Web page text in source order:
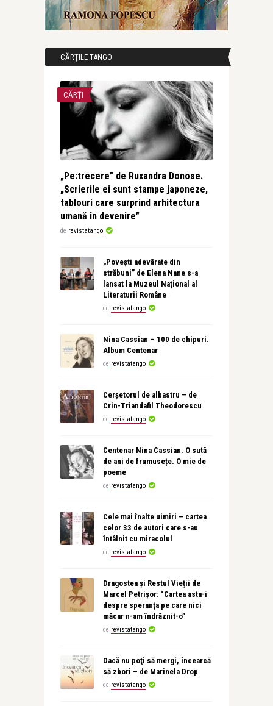
CĂRȚILE TANGO
CĂRȚI
„Pe:trecere” de Ruxandra Donose.
„Scrierile ei sunt stampe japoneze,
tablouri care surprind arhitectura
umană în devenire”
de revistatango
„Povești adevărate din
străbuni” de Elena Nane s-a
lansat la Muzeul Național al
Literaturii Române
de revistatango
Nina Cassian – 100 de chipuri.
Album Centenar
de revistatango
Cerșetorul de albastru – de
Crin-Triandafil Theodorescu
de revistatango
Centenar Nina Cassian. O sută
de ani de frumusețe. O mie de
poeme
de revistatango
Cele mai înalte uimiri – cartea
celor 33 de autori care s-au
întâlnit cu miracolul
de revistatango
Dragostea și Restul Vieții de
Marcel Petrișor: “Cartea asta-i
despre speranța pe care nici
măcar n-am îndrăznit-o”
de revistatango
Dacă nu poţi să mergi, încearcă
să zbori – de Marinela Drop
de revistatango